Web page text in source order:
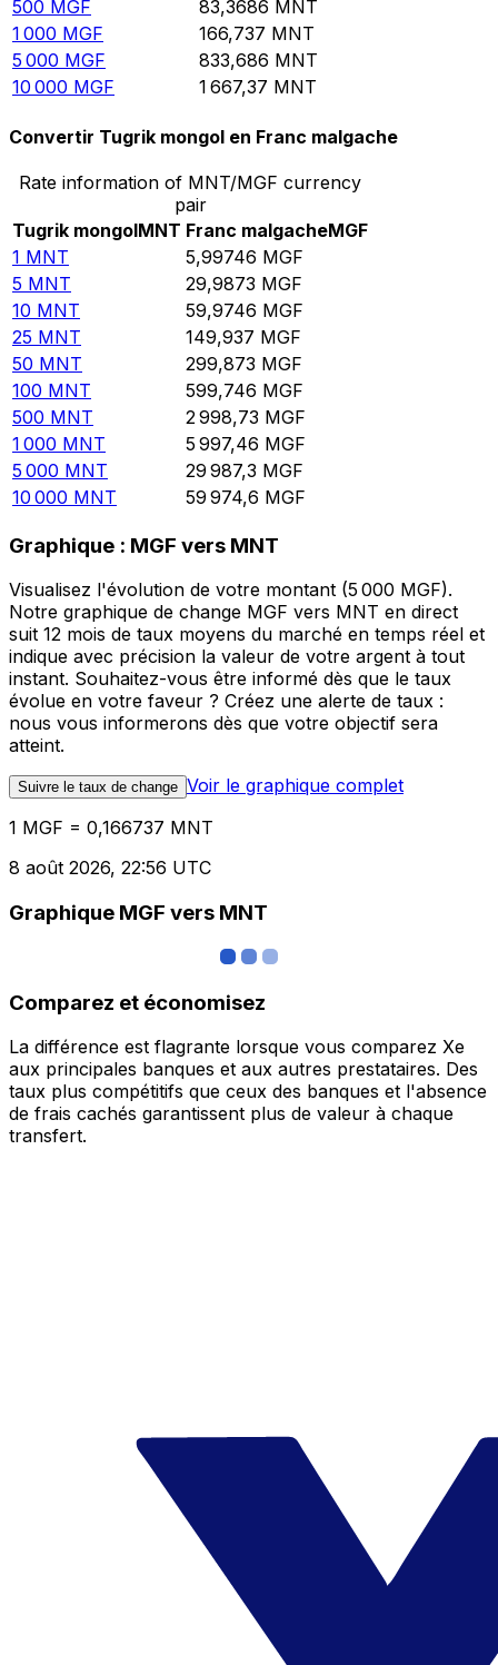
500 MGF 83,3686 MNT
1 000 MGF 166,737 MNT
5 000 MGF 833,686 MNT
10 000 MGF 1 667,37 MNT
Convertir Tugrik mongol en Franc malgache
Rate information of MNT/MGF currency
pair
Tugrik mongolMNT Franc malgacheMGF
1 MNT 5,99746 MGF
5 MNT 29,9873 MGF
10 MNT 59,9746 MGF
25 MNT 149,937 MGF
50 MNT 299,873 MGF
100 MNT 599,746 MGF
500 MNT 2 998,73 MGF
1 000 MNT 5 997,46 MGF
5 000 MNT 29 987,3 MGF
10 000 MNT 59 974,6 MGF
Graphique : MGF vers MNT
Visualisez l'évolution de votre montant (5 000 MGF).
Notre graphique de change MGF vers MNT en direct
suit 12 mois de taux moyens du marché en temps réel et
indique avec précision la valeur de votre argent à tout
instant. Souhaitez-vous être informé dès que le taux
évolue en votre faveur ? Créez une alerte de taux :
nous vous informerons dès que votre objectif sera
atteint.
Suivre le taux de change Voir le graphique complet
1 MGF = 0,166737 MNT
8 août 2026, 22:56 UTC
Graphique MGF vers MNT
Comparez et économisez
La différence est flagrante lorsque vous comparez Xe
aux principales banques et aux autres prestataires. Des
taux plus compétitifs que ceux des banques et l'absence
de frais cachés garantissent plus de valeur à chaque
transfert.